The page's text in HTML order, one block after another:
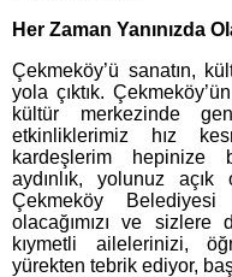
Her Zaman Yanınızda
Çekmeköy’ü sanatın,
yola çıktık.
kültür merkezinde
etkinliklerimiz hız
kardeşlerim hepinize
aydınlık, yolunuz
Çekmeköy
olacağımızı ve
kıymetli ailelerinizi,
yürekten tebrik ediyor,